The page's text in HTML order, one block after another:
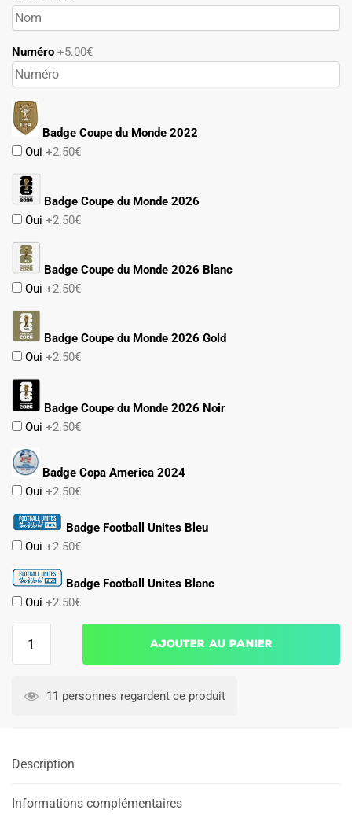
Numéro +5.00€
Badge Coupe du Monde 2022
Oui +2.50€
Badge Coupe du Monde 2026
Oui +2.50€
Badge Coupe du Monde 2026 Blanc
Oui +2.50€
Badge Coupe du Monde 2026 Gold
Oui +2.50€
Badge Coupe du Monde 2026 Noir
Oui +2.50€
Badge Copa America 2024
Oui +2.50€
Badge Football Unites Bleu
Oui +2.50€
Badge Football Unites Blanc
Oui +2.50€
Argentine
Femme
Ajouter au panier
11 personnes regardent ce produit
Description
Informations complémentaires